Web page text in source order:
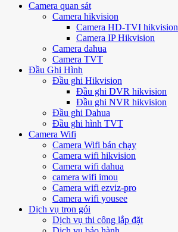
Camera quan sát
Camera hikvision
Camera HD-TVI hikvision
Camera IP Hikvision
Camera dahua
Camera TVT
Đầu Ghi Hình
Đầu ghi Hikvision
Đầu ghi DVR hikvision
Đầu ghi NVR hikvision
Đầu ghi Dahua
Đầu ghi hình TVT
Camera Wifi
Camera Wifi bán chạy
Camera wifi hikvision
Camera wifi dahua
camera wifi imou
Camera wifi ezviz-pro
Camera wifi yousee
Dịch vụ trọn gói
Dịch vụ thi công lắp đặt